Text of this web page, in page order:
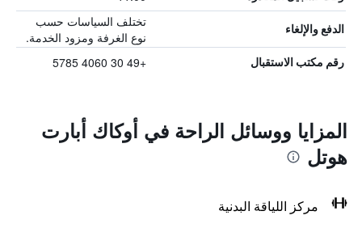
الدفع والإلغاء
تختلف السياسات حسب
نوع الغرفة ومزود الخدمة.
رقم مكتب الاستقبال +49 30 4060 5785
المزايا ووسائل الراحة في أوكاك أبارت
هوتل
مركز اللياقة البدنية